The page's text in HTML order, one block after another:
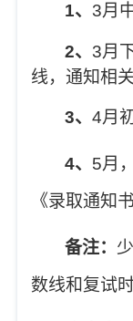
1、3月
2、3月
线，通知相
3、4月
4、 5月
《录取通知
备注：
数线和复试